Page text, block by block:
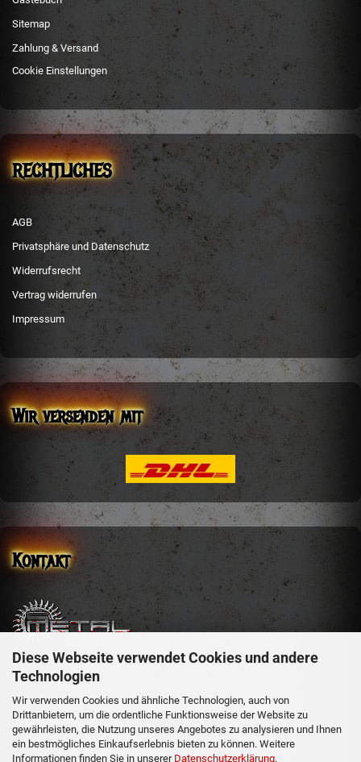
Diese Webseite verwendet Cookies und andere
Technologien
Wir verwenden Cookies und ähnliche Technologien, auch von
Drittanbietern, um die ordentliche Funktionsweise der Website zu
gewährleisten, die Nutzung unseres Angebotes zu analysieren und Ihnen
ein bestmögliches Einkaufserlebnis bieten zu können. Weitere
Informationen finden Sie in unserer Datenschutzerklärung.
Sitemap
Zahlung & Versand
Cookie Einstellungen
RECHTLICHES
AGB
Privatsphäre und Datenschutz
Widerrufsrecht
Vertrag widerrufen
Impressum
Wir versenden mit
Kontakt
sm-metal-shop
Steffen Mehler
Schachen 51
36129 Gersfeld